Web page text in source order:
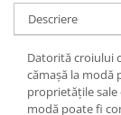
Descriere
Datorită croiului
cămașă la modă
proprietățile
modă poate fi